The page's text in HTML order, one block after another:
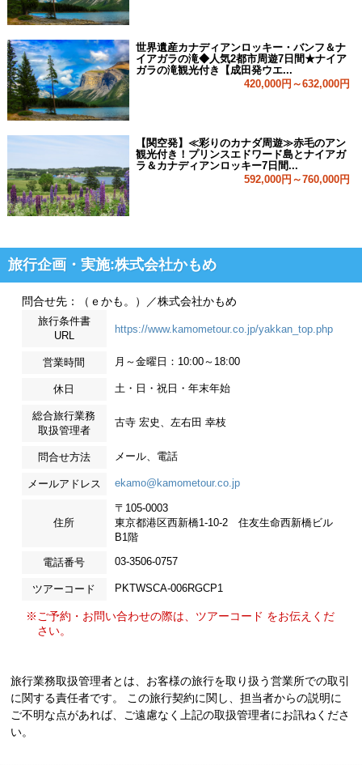
世界遺産カナディアンロッキー・バンフ＆ナ
イアガラの滝◆人気2都市周遊7日間★ナイア
ガラの滝観光付き【成田発ウエ...
420,000円～632,000円
【関空発】≪彩りのカナダ周遊≫赤毛のアン
観光付き！プリンスエドワード島とナイアガ
ラ＆カナディアンロッキー7日間...
592,000円～760,000円
旅行企画・実施:株式会社かもめ
問合せ先：（ｅかも。）／株式会社かもめ
旅行条件書
URL
https://www.kamometour.co.jp/yakkan_top.php
営業時間 月～金曜日：10:00～18:00
休日 土・日・祝日・年末年始
総合旅行業務
取扱管理者
古寺 宏史、左右田 幸枝
問合せ方法 メール、電話
メールアドレス ekamo@kamometour.co.jp
住所
〒105-0003
東京都港区西新橋1-10-2 住友生命西新橋ビル
B1階
電話番号 03-3506-0757
ツアーコード PKTWSCA-006RGCP1
※ご予約・お問い合わせの際は、ツアーコード をお伝えくだ
さい。
旅行業務取扱管理者とは、お客様の旅行を取り扱う営業所での取引
に関する責任者です。 この旅行契約に関し、担当者からの説明に
ご不明な点があれば、ご遠慮なく上記の取扱管理者にお訊ねくださ
い。